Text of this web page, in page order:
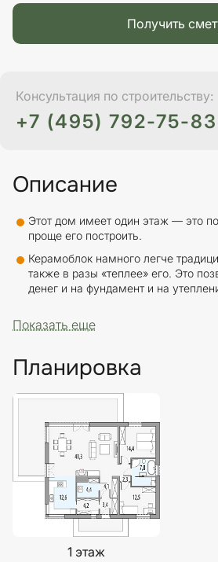
Получить
Консультация по строительству:
+7 (495) 792-75-83
Описание
Этот дом имеет один этаж — это
проще его построить.
Керамоблок намного легче
также в разы «теплее» его. Это
денег и на фундамент и на
Показать еще
Планировка
1 этаж